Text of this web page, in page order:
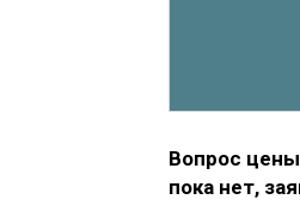
Вопрос
пока нет,